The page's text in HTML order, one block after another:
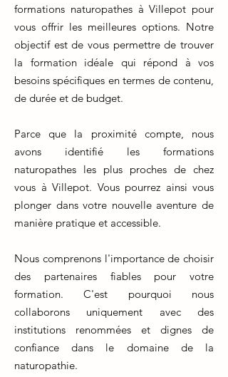
formations naturopathes à Villepot pour
vous offrir les meilleures options. Notre
objectif est de vous permettre de trouver
la formation idéale qui répond à vos
besoins spécifiques en termes de contenu,
de durée et de budget.
Parce que la proximité compte, nous
avons identifié les formations
naturopathes les plus proches de chez
vous à Villepot. Vous pourrez ainsi vous
plonger dans votre nouvelle aventure de
manière pratique et accessible.
Nous comprenons l'importance de choisir
des partenaires fiables pour votre
formation. C'est pourquoi nous
collaborons uniquement avec des
institutions renommées et dignes de
confiance dans le domaine de la
naturopathie.